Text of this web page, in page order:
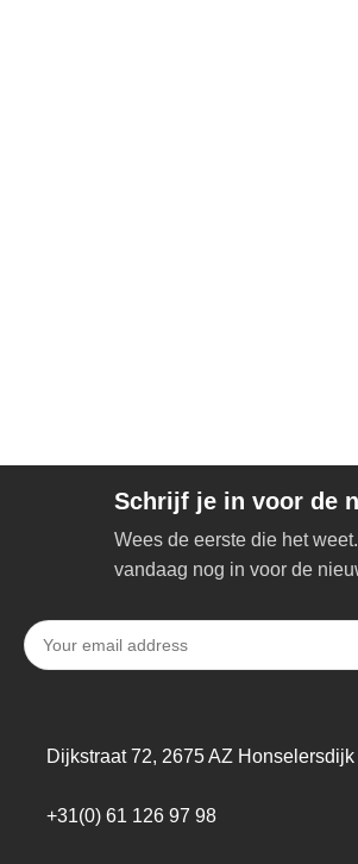
Schrijf je in voor de
Wees de eerste die het
vandaag nog in voor de
Dijkstraat 72, 2675 AZ Honselersdijk
+31(0) 61 126 97 98